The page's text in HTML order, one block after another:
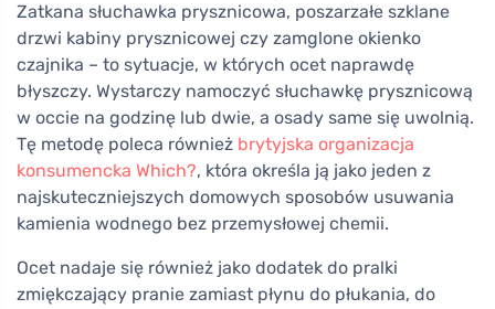
Zatkana słuchawka prysznicowa, poszarzałe szklane
drzwi kabiny prysznicowej czy zamglone okienko
czajnika – to sytuacje, w których ocet naprawdę
błyszczy. Wystarczy namoczyć słuchawkę prysznicową
w occie na godzinę lub dwie, a osady same się uwolnią.
Tę metodę poleca również brytyjska organizacja
konsumencka Which?, która określa ją jako jeden z
najskuteczniejszych domowych sposobów usuwania
kamienia wodnego bez przemysłowej chemii.
Ocet nadaje się również jako dodatek do pralki
zmiękczający pranie zamiast płynu do płukania, do